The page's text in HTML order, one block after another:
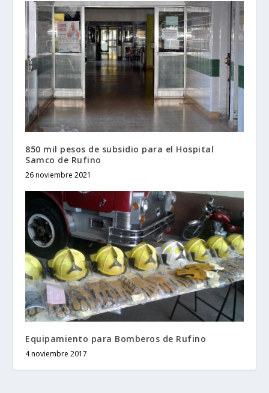
850 mil pesos de subsidio para el Hospital
Samco de Rufino
26 noviembre 2021
Equipamiento para Bomberos de Rufino
4 noviembre 2017